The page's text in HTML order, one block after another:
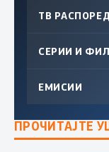
ТВ
СЕРИИ И
ЕМИСИИ
ПРОЧИТАЈТЕ